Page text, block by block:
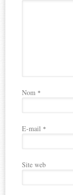
Nom *
E-mail *
Site web